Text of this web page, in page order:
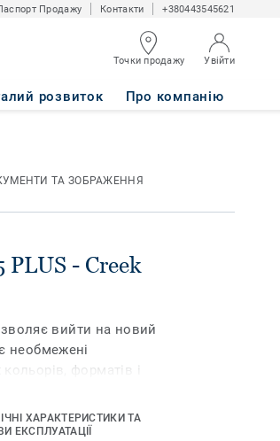
Продажу Контакти +380443545621
Точки продажу Увійти
розвиток Про компанію
ТА ЗОБРАЖЕННЯ
- Creek
вийти на новий
необмежені
форматів і
дерева,
доповніть їх
та профілями. iD
ХАРАКТЕРИСТИКИ ТА
ЕКСПЛУАТАЦІЇ